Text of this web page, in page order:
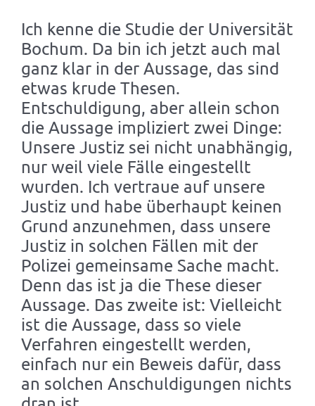
Ich kenne die Studie der Universität
Bochum. Da bin ich jetzt auch mal
ganz klar in der Aussage, das sind
etwas krude Thesen.
Entschuldigung, aber allein schon
die Aussage impliziert zwei Dinge:
Unsere Justiz sei nicht unabhängig,
nur weil viele Fälle eingestellt
wurden. Ich vertraue auf unsere
Justiz und habe überhaupt keinen
Grund anzunehmen, dass unsere
Justiz in solchen Fällen mit der
Polizei gemeinsame Sache macht.
Denn das ist ja die These dieser
Aussage. Das zweite ist: Vielleicht
ist die Aussage, dass so viele
Verfahren eingestellt werden,
einfach nur ein Beweis dafür, dass
an solchen Anschuldigungen nichts